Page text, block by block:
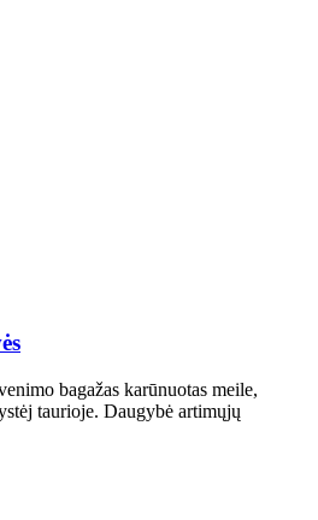
bagažas karūnuotas meile,
taurioje. Daugybė artimųjų